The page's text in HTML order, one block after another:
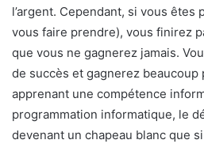
l’argent. Cependant, si vous
vous faire prendre), vous finirez
que vous ne gagnerez jamais.
de succès et gagnerez beaucoup
apprenant une compétence
programmation informatique, le
devenant un chapeau blanc que